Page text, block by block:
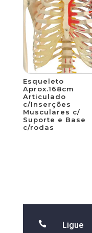
Esqueleto
Aprox.168cm
Articulado
c/Inserções
Musculares c/
Suporte e Base
c/rodas
 Ligue